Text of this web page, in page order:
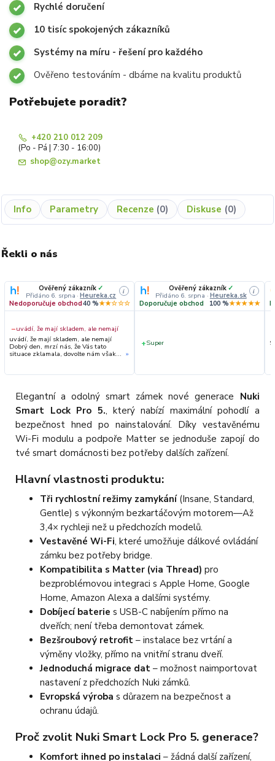
Rychlé doručení
10 tisíc spokojených zákazníků
Systémy na míru - řešení pro každého
Ověřeno testováním - dbáme na kvalitu produktů
Potřebujete poradit?
+420 210 012 209
(Po - Pá | 7:30 - 16:00)
shop@ozy.market
Info Parametry Recenze 0 Diskuse 0
Řekli o nás
Ověřený zákazník ✓
Přidáno 6. srpna · Heureka.cz i
Nedoporučuje obchod40 %★★☆☆☆
−uvádí, že mají skladem, ale nemají
uvádí, že mají skladem, ale nemají
Dobrý den, mrzí nás, že Vás tato
situace zklamala, dovolte nám však
jsme Vás telefonicky kontaktovali,
neočekávaného výpadku zboží a ještě
prověřovali jeho dostupnost přímo u
dodavatele. Jelikož zboží nebylo k
dispozici ani u něj, museli jsme
objednávku stornovat. O všem jsme
Vás obratem informovali a náležitě se
omluvili. Zakládáme si na férovém a
rychlém jednání. O to více nás mrzí,
že i přes naši okamžitou reakci, osobní
telefonát a maximální snahu náš
přesvědčit Vás o kvalitě našich
služeb. Tým OZY.market
»
Ověřený zákazník ✓
Přidáno 6. srpna · Heureka.sk i
Doporučuje obchod 100 %★★★★★
+Super
Elegantní a odolný smart zámek nové generace Nuki
Smart Lock Pro 5., který nabízí maximální pohodlí a
bezpečnost hned po nainstalování. Díky vestavěnému
Wi-Fi modulu a podpoře Matter se jednoduše zapojí do
tvé smart domácnosti bez potřeby dalších zařízení.
Hlavní vlastnosti produktu:
Tři rychlostní režimy zamykání(Insane, Standard,
Gentle) s výkonným bezkartáčovým motorem—Až
3,4× rychleji než u předchozích modelů.
Vestavěné Wi-Fi, které umožňuje dálkové ovládání
zámku bez potřeby bridge.
Kompatibilita s Matter (via Thread) pro
bezproblémovou integraci s Apple Home, Google
Home, Amazon Alexa a dalšími systémy.
Dobíjecí baterie s USB-C nabíjením přímo na
dveřích; není třeba demontovat zámek.
Bezšroubový retrofit– instalace bez vrtání a
výměny vložky, přímo na vnitřní stranu dveří.
Jednoduchá migrace dat – možnost naimportovat
nastavení z předchozích Nuki zámků.
Evropská výroba s důrazem na bezpečnost a
ochranu údajů.
Proč zvolit Nuki Smart Lock Pro 5. generace?
Komfort ihned po instalaci – žádná další zařízení,